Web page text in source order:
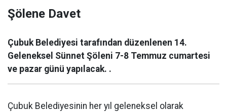
Şölene Davet
Çubuk Belediyesi tarafından düzenlenen 14.
Geleneksel Sünnet Şöleni 7-8 Temmuz cumartesi
ve pazar günü yapılacak. .
Çubuk Belediyesinin her yıl geleneksel olarak